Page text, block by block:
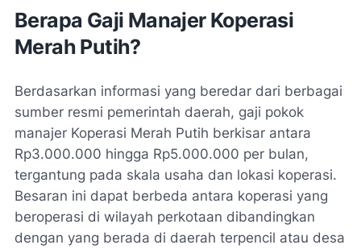
Berapa Gaji Manajer Koperasi
Merah Putih?
Berdasarkan informasi yang beredar dari berbagai
sumber resmi pemerintah daerah, gaji pokok
manajer Koperasi Merah Putih berkisar antara
Rp3.000.000 hingga Rp5.000.000 per bulan,
tergantung pada skala usaha dan lokasi koperasi.
Besaran ini dapat berbeda antara koperasi yang
beroperasi di wilayah perkotaan dibandingkan
dengan yang berada di daerah terpencil atau desa